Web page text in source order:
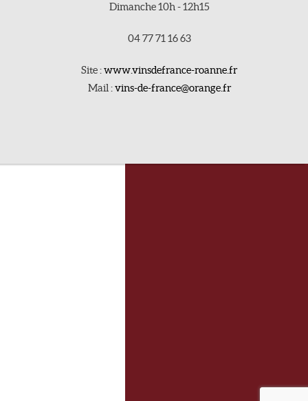
Dimanche 10h - 12h15
04 77 71 16 63
Site :www.vinsdefrance-roanne.fr
Mail :vins-de-france@orange.fr